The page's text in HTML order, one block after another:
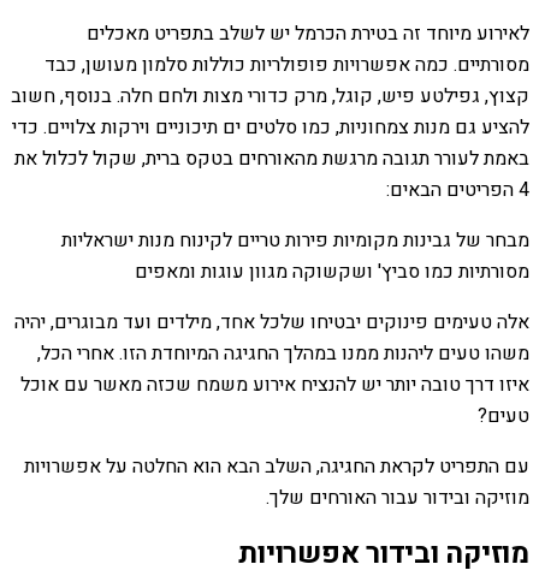
לאירוע מיוחד זה בטירת הכרמל יש לשלב בתפריט מאכלים
מסורתיים. כמה אפשרויות פופולריות כוללות סלמון מעושן, כבד
קצוץ, גפילטע פיש, קוגל, מרק כדורי מצות ולחם חלה. בנוסף, חשוב
להציע גם מנות צמחוניות, כמו סלטים ים תיכוניים וירקות צלויים. כדי
באמת לעורר תגובה מרגשת מהאורחים בטקס ברית, שקול לכלול את
4 הפריטים הבאים:
מבחר של גבינות מקומיות פירות טריים לקינוח מנות ישראליות
מסורתיות כמו סביץ' ושקשוקה מגוון עוגות ומאפים
אלה טעימים פינוקים יבטיחו שלכל אחד, מילדים ועד מבוגרים, יהיה
משהו טעים ליהנות ממנו במהלך החגיגה המיוחדת הזו. אחרי הכל,
איזו דרך טובה יותר יש להנציח אירוע משמח שכזה מאשר עם אוכל
טעים?
עם התפריט לקראת החגיגה, השלב הבא הוא החלטה על אפשרויות
מוזיקה ובידור עבור האורחים שלך.
מוזיקה ובידור אפשרויות